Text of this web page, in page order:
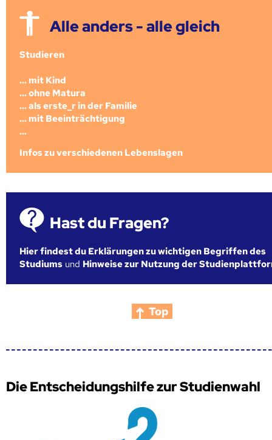
Alle anders - alle gleich
Studieren
... mit Kind
... ohne Matura
... als erste_r in der Familie
... mit Beeinträchtigung
...
Infos zu verschiedenen Lebenslagen
Hast du Fragen?
Hier findest du Erklärungen zu wichtigen Begriffen des
Studiums und Hinweise zur Nutzung der
Top
Die Entscheidungshilfe zur Studienwahl